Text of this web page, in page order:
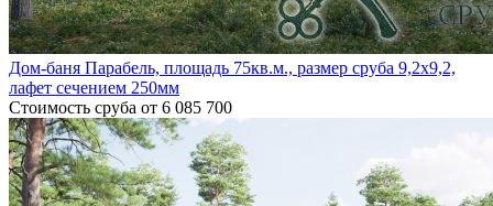
Дом-баня Парабель, площадь 75кв.м., размер сруба 9,2х9,2,
лафет сечением 250мм
Стоимость сруба от 6 085 700